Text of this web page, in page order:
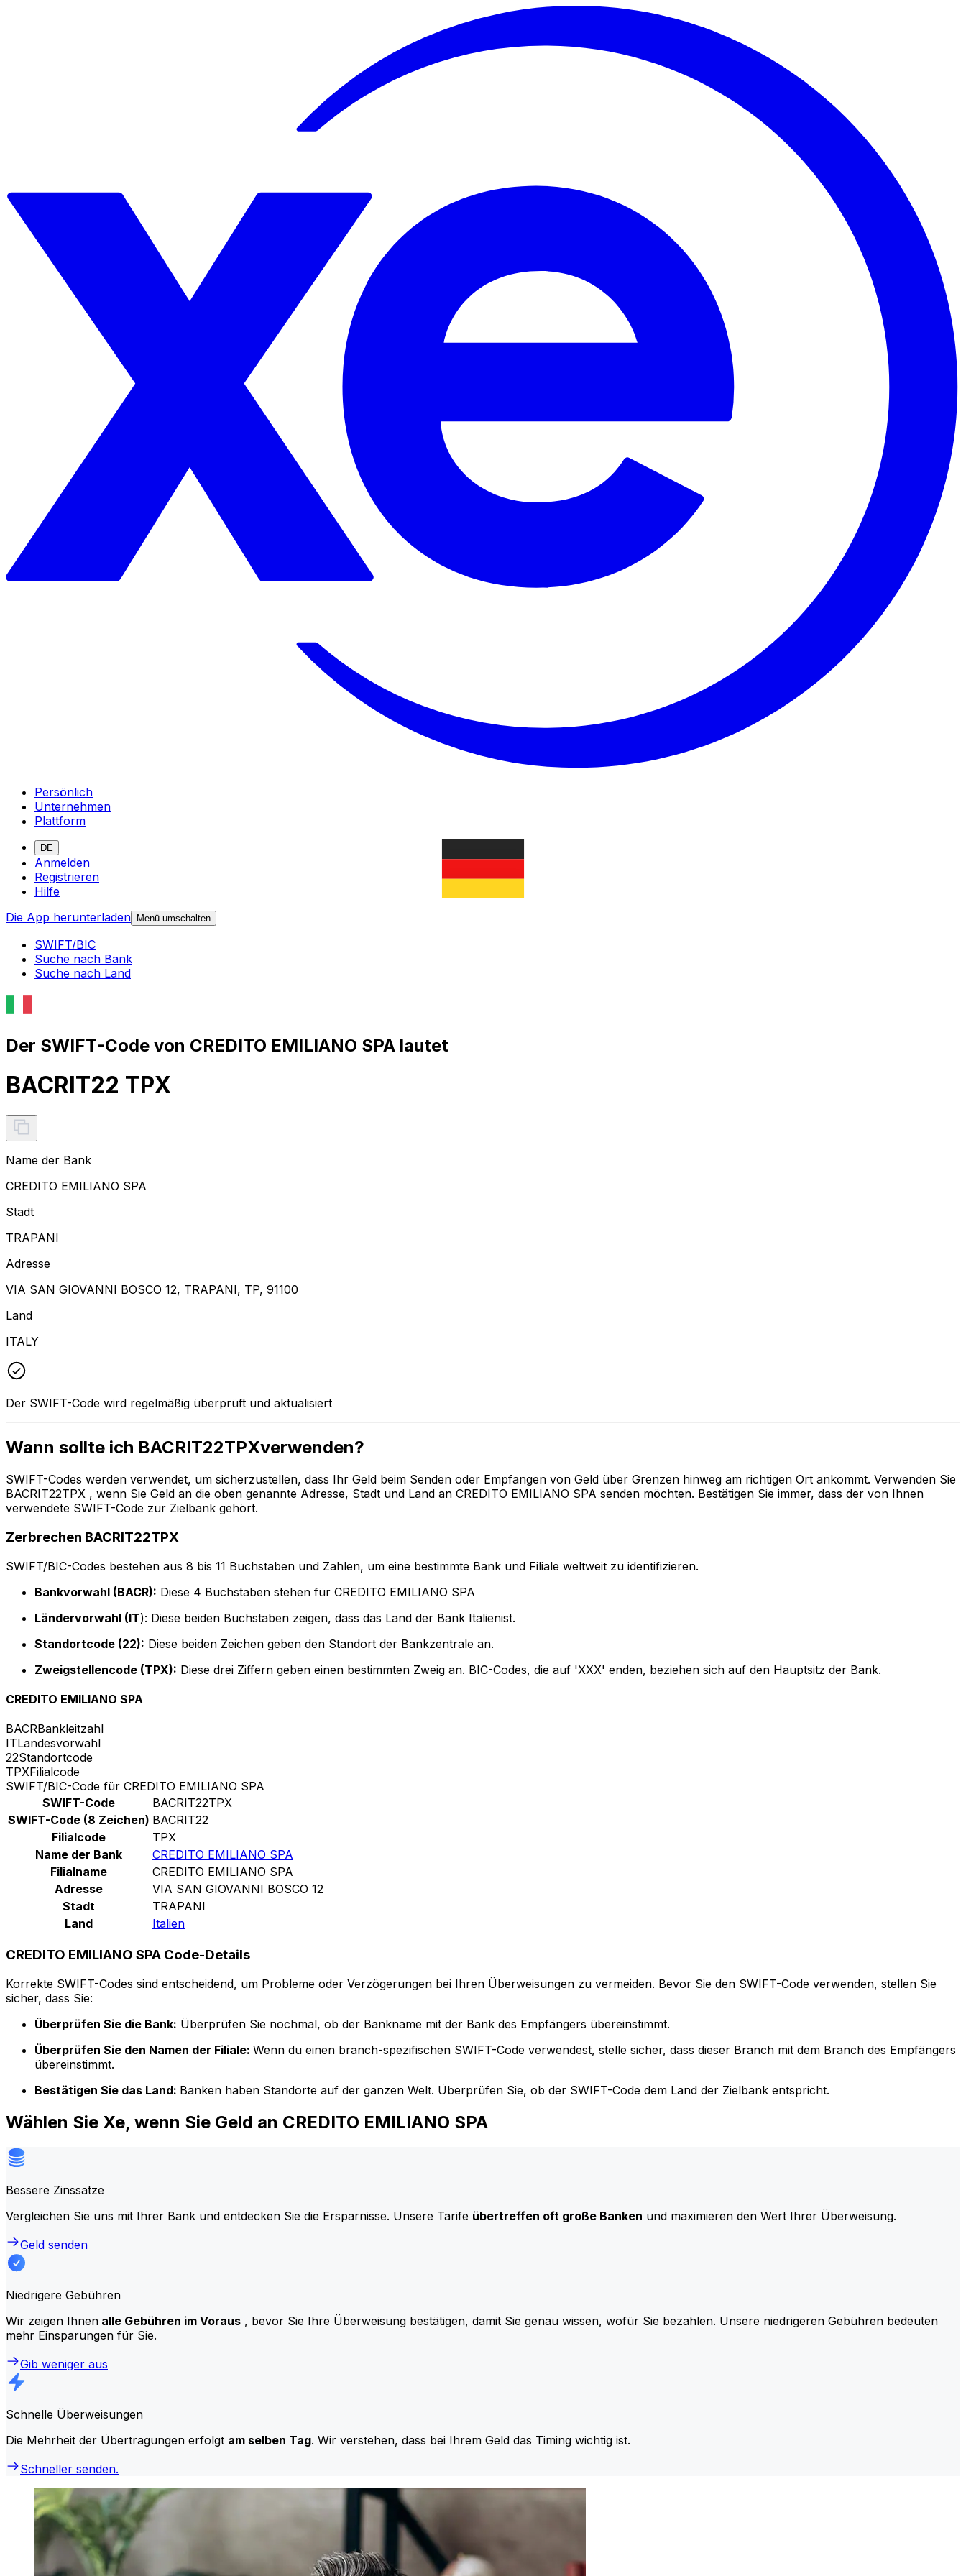
Persönlich
Unternehmen
Plattform
DE
Anmelden
Registrieren
Hilfe
Die App herunterladen Menü umschalten
SWIFT/BIC
Suche nach Bank
Suche nach Land
Der SWIFT-Code von CREDITO EMILIANO SPA lautet
BACRIT22 TPX
Name der Bank
CREDITO EMILIANO SPA
Stadt
TRAPANI
Adresse
VIA SAN GIOVANNI BOSCO 12, TRAPANI, TP, 91100
Land
ITALY
Der SWIFT-Code wird regelmäßig überprüft und aktualisiert
Wann sollte ich BACRIT22TPXverwenden?
SWIFT-Codes werden verwendet, um sicherzustellen, dass Ihr Geld beim Senden oder Empfangen von Geld über Grenzen hinweg am richtigen Ort ankommt. Verwenden Sie
BACRIT22TPX , wenn Sie Geld an die oben genannte Adresse, Stadt und Land an CREDITO EMILIANO SPA senden möchten. Bestätigen Sie immer, dass der von Ihnen
verwendete SWIFT-Code zur Zielbank gehört.
Zerbrechen BACRIT22TPX
SWIFT/BIC-Codes bestehen aus 8 bis 11 Buchstaben und Zahlen, um eine bestimmte Bank und Filiale weltweit zu identifizieren.
Bankvorwahl (BACR): Diese 4 Buchstaben stehen für CREDITO EMILIANO SPA
Ländervorwahl (IT): Diese beiden Buchstaben zeigen, dass das Land der Bank Italienist.
Standortcode (22): Diese beiden Zeichen geben den Standort der Bankzentrale an.
Zweigstellencode (TPX): Diese drei Ziffern geben einen bestimmten Zweig an. BIC-Codes, die auf 'XXX' enden, beziehen sich auf den Hauptsitz der Bank.
CREDITO EMILIANO SPA
BACRBankleitzahl
ITLandesvorwahl
22Standortcode
TPXFilialcode
SWIFT/BIC-Code für CREDITO EMILIANO SPA
SWIFT-Code
BACRIT22TPX
SWIFT-Code (8 Zeichen) BACRIT22
Filialcode
TPX
Name der Bank
CREDITO EMILIANO SPA
Filialname
CREDITO EMILIANO SPA
Adresse
VIA SAN GIOVANNI BOSCO 12
Stadt
TRAPANI
Land
Italien
CREDITO EMILIANO SPA Code-Details
Korrekte SWIFT-Codes sind entscheidend, um Probleme oder Verzögerungen bei Ihren Überweisungen zu vermeiden. Bevor Sie den SWIFT-Code verwenden, stellen Sie
sicher, dass Sie:
Überprüfen Sie die Bank: Überprüfen Sie nochmal, ob der Bankname mit der Bank des Empfängers übereinstimmt.
Überprüfen Sie den Namen der Filiale: Wenn du einen branch-spezifischen SWIFT-Code verwendest, stelle sicher, dass dieser Branch mit dem Branch des Empfängers
übereinstimmt.
Bestätigen Sie das Land: Banken haben Standorte auf der ganzen Welt. Überprüfen Sie, ob der SWIFT-Code dem Land der Zielbank entspricht.
Wählen Sie Xe, wenn Sie Geld an CREDITO EMILIANO SPA
Bessere Zinssätze
Vergleichen Sie uns mit Ihrer Bank und entdecken Sie die Ersparnisse. Unsere Tarife übertreffen oft große Banken und maximieren den Wert Ihrer Überweisung.
Geld senden
Niedrigere Gebühren
Wir zeigen Ihnen alle Gebühren im Voraus , bevor Sie Ihre Überweisung bestätigen, damit Sie genau wissen, wofür Sie bezahlen. Unsere niedrigeren Gebühren bedeuten
mehr Einsparungen für Sie.
Gib weniger aus
Schnelle Überweisungen
Die Mehrheit der Übertragungen erfolgt am selben Tag. Wir verstehen, dass bei Ihrem Geld das Timing wichtig ist.
Schneller senden.